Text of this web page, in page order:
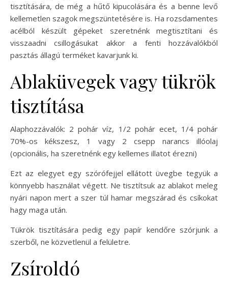
tisztítására, de még a hűtő kipucolására és a benne levő
kellemetlen szagok megszüntetésére is. Ha rozsdamentes
acélból készült gépeket szeretnénk megtisztítani és
visszaadni csillogásukat akkor a fenti hozzávalókból
pasztás állagú terméket kavarjunk ki.
Ablaküvegek vagy tükrök
tisztítása
Alaphozzávalók: 2 pohár víz, 1/2 pohár ecet, 1/4 pohár
70%-os kékszesz, 1 vagy 2 csepp narancs illóolaj
(opcionális, ha szeretnénk egy kellemes illatot érezni)
Ezt az elegyet egy szórófejjel ellátott üvegbe tegyük a
könnyebb használat végett. Ne tisztítsuk az ablakot meleg
nyári napon mert a szer túl hamar megszárad és csíkokat
hagy maga után.
Tükrök tisztítására pedig egy papír kendőre szórjunk a
szerből, ne közvetlenül a felületre.
Zsíroldó